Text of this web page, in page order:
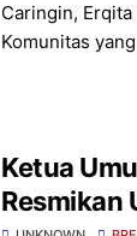
Caringin,
Komunitas
Ketua
Resmikan